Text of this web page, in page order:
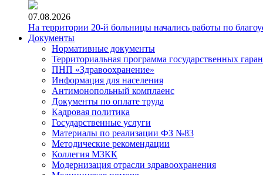
07.08.2026
На территории 20-й больницы начались работы по
Документы
Нормативные документы
Территориальная программа государственных
ПНП «Здравоохранение»
Информация для населения
Антимонопольный комплаенс
Документы по оплате труда
Кадровая политика
Государственные услуги
Материалы по реализации ФЗ №83
Методические рекомендации
Коллегия МЗКК
Модернизация отрасли здравоохранения